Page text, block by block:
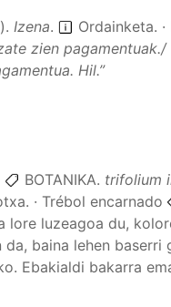
). Izena. Ordainketa. ·
zien pagamentuak./
Hil.”
BOTANIKA. trifolium
· Trébol encarnado
lore luzeagoa du,
baina lehen baserri
Ebakialdi bakarra